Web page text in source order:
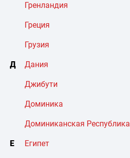
Гренландия
Греция
Грузия
Д Дания
Джибути
Доминика
Доминиканская Республика
Е Египет